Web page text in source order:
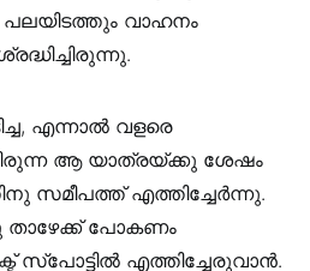
വാഹനം
എന്നാൽ വളരെ
ആ യാത്രയ്ക്കു ശേഷം
സമീപത്ത് എത്തിച്ചേർന്നു.
താഴേക്ക് പോകണം
സ്പോട്ടിൽ എത്തിച്ചേരുവാൻ.